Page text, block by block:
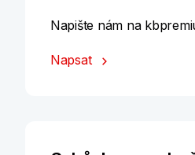
Napište nám na
Napsat